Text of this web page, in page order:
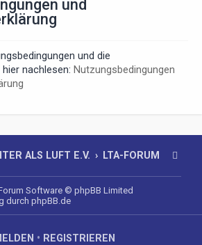
und
und die
nachlesen: Nutzungsbedingungen
ALS LUFT E.V. LTA-FORUM
Software © phpBB Limited
durch phpBB.de
• REGISTRIEREN